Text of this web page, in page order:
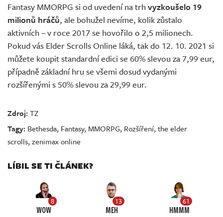
Fantasy MMORPG si od uvedení na trh vyzkoušelo 19
milionů hráčů, ale bohužel nevíme, kolik zůstalo
aktivních – v roce 2017 se hovořilo o 2,5 milionech.
Pokud vás Elder Scrolls Online láká, tak do 12. 10. 2021 si
můžete koupit standardní edici se 60% slevou za 7,99 eur,
případně základní hru se všemi dosud vydanými
rozšířenými s 50% slevou za 29,99 eur.
Zdroj:TZ
Tagy: Bethesda, Fantasy, MMORPG, Rozšíření,the elder
scrolls,zenimax online
LÍBIL SE TI ČLÁNEK?
8
WOW
13
MEH
61
HMMM